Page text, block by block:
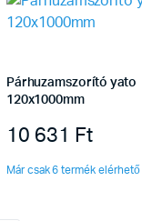
Párhuzamszorító yato
120x1000mm
10 631 Ft
Már csak 6 termék elérhető